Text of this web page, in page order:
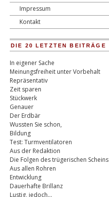
Impressum
Kontakt
DIE 20 LETZTEN BEITRÄGE
In eigener Sache
Meinungsfreiheit unter Vorbehalt
Repräsentativ
Zeit sparen
Stückwerk
Genauer
Der Erdbär
Wussten Sie schon,
Bildung
Test: Turmventilatoren
Aus der Redaktion
Die Folgen des trügerischen Scheins
Aus allen Rohren
Entwicklung
Dauerhafte Brillanz
Lustig, jedoch…